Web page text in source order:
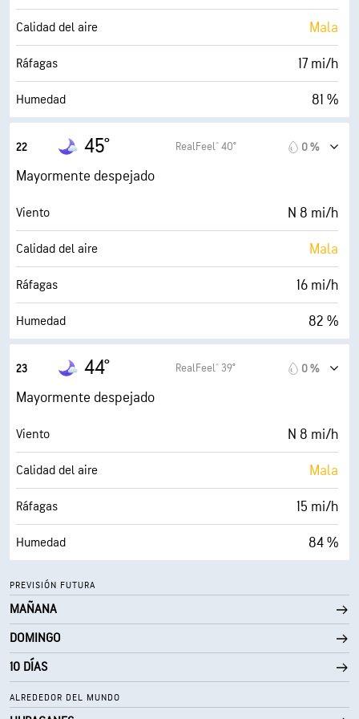
Visibilidad 10 mi
Techo de nubes 30000 ft
Calidad del aire Mala
Ráfagas 17 mi/h
Humedad 81 %
Punto de rocío
AccuLumen Brightness Index™
Nubosidad 0 %
Visibilidad 10 mi
Techo de nubes 30000 ft
22 45° RealFeel® 40° 0 %
Mayormente despejado
Viento N 8 mi/h
Calidad del aire Mala
Ráfagas 16 mi/h
Humedad 82 %
Punto de rocío
AccuLumen Brightness Index™
Nubosidad 12 %
Visibilidad 10 mi
Techo de nubes 30000 ft
23 44° RealFeel® 39° 0 %
Mayormente despejado
Viento N 8 mi/h
Calidad del aire Mala
Ráfagas 15 mi/h
Humedad 84 %
Punto de rocío
AccuLumen Brightness Index™ 0 (Oscuro)
Nubosidad 23 %
Visibilidad 10 mi
PREVISIÓN FUTURA
MAÑANA
DOMINGO
10 DÍAS
ALREDEDOR DEL MUNDO